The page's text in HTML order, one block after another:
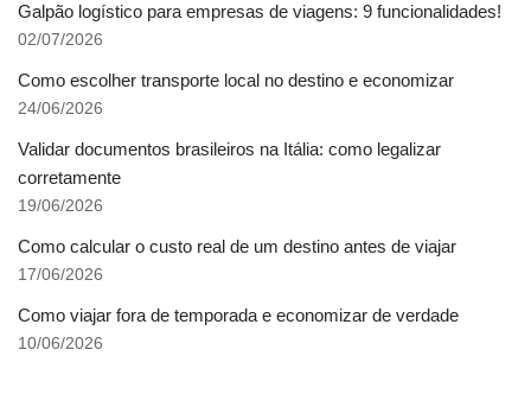
Galpão logístico para empresas de viagens: 9 funcionalidades!
02/07/2026
Como escolher transporte local no destino e economizar
24/06/2026
Validar documentos brasileiros na Itália: como legalizar
corretamente
19/06/2026
Como calcular o custo real de um destino antes de viajar
17/06/2026
Como viajar fora de temporada e economizar de verdade
10/06/2026